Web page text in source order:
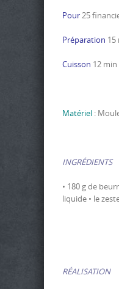
Pour 25
Préparation 15
Cuisson 12
Matériel :
INGRÉDIENTS
• 180 g de
liquide • le
RÉALISATION